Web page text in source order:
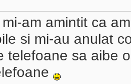
am amintit ca
si mi-au anulat
telefoane sa aibe